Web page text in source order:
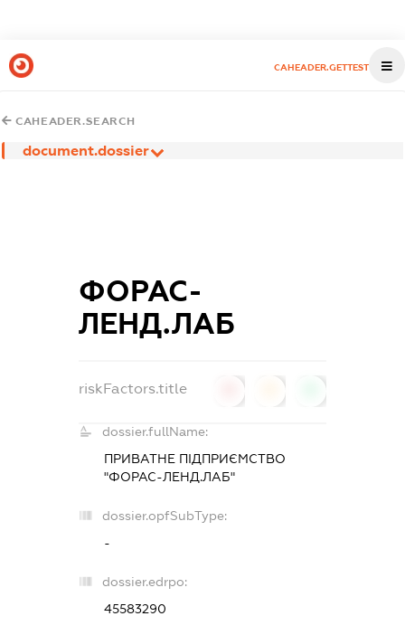
CAHEADER.GETTEST
CAHEADER.SEARCH
document.dossier
ФОРАС-
ЛЕНД.ЛАБ
riskFactors.title
dossier.fullName:
ПРИВАТНЕ ПІДПРИЄМСТВО
"ФОРАС-ЛЕНД.ЛАБ"
dossier.opfSubType:
-
dossier.edrpo:
45583290